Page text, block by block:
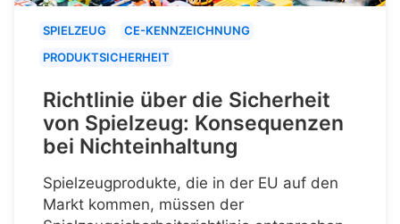
SPIELZEUG
CE-KENNZEICHNUNG
PRODUKTSICHERHEIT
Richtlinie über die Sicherheit
von Spielzeug: Konsequenzen
bei Nichteinhaltung
Spielzeugprodukte, die in der EU auf den
Markt kommen, müssen der